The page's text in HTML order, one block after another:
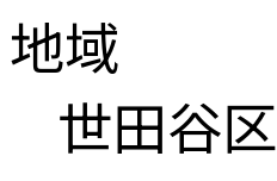
地域
世田谷区